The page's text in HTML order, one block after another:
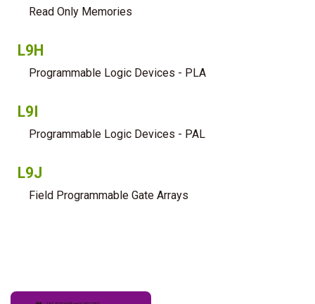
Read Only Memories
L9H
Programmable Logic Devices - PLA
L9I
Programmable Logic Devices - PAL
L9J
Field Programmable Gate Arrays